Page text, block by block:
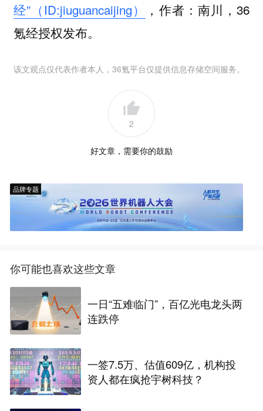
经”（ID:jiuguancaijing）
，作者：南川，36
氪经授权发布。
该文观点仅代表作者本人，36氪平台仅提供信息存储空间服务。
2
好文章，需要你的鼓励
品牌专题
你可能也喜欢这些文章
一日“五难临门”，百亿光电龙头两
连跌停
一签7.5万、估值609亿，机构投
资人都在疯抢宇树科技？